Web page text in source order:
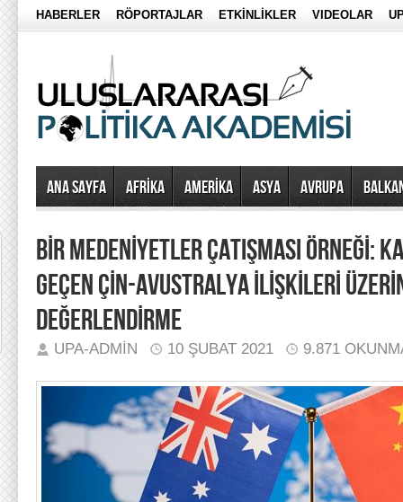
HABERLER RÖPORTAJLAR ETKİNLİKLER VIDEOLAR
Ana Sayfa AFRİKA AMERİKA ASYA AVRUPA
BİR MEDENİYETLER ÇATIŞMASI ÖRNEĞİ:
GEÇEN ÇİN-AVUSTRALYA İLİŞKİLERİ
DEĞERLENDİRME
UPA-ADMIN 10 ŞUBAT 2021 9.871